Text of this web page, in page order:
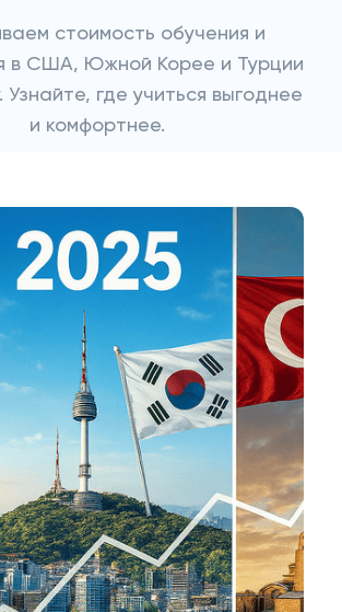
стоимость обучения и
в США, Южной Корее и Турции
Узнайте, где учиться выгоднее
и комфортнее.